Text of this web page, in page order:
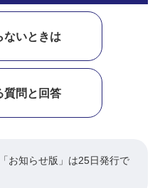
ないときは
質問と回答
お知らせ版」は25日発行で